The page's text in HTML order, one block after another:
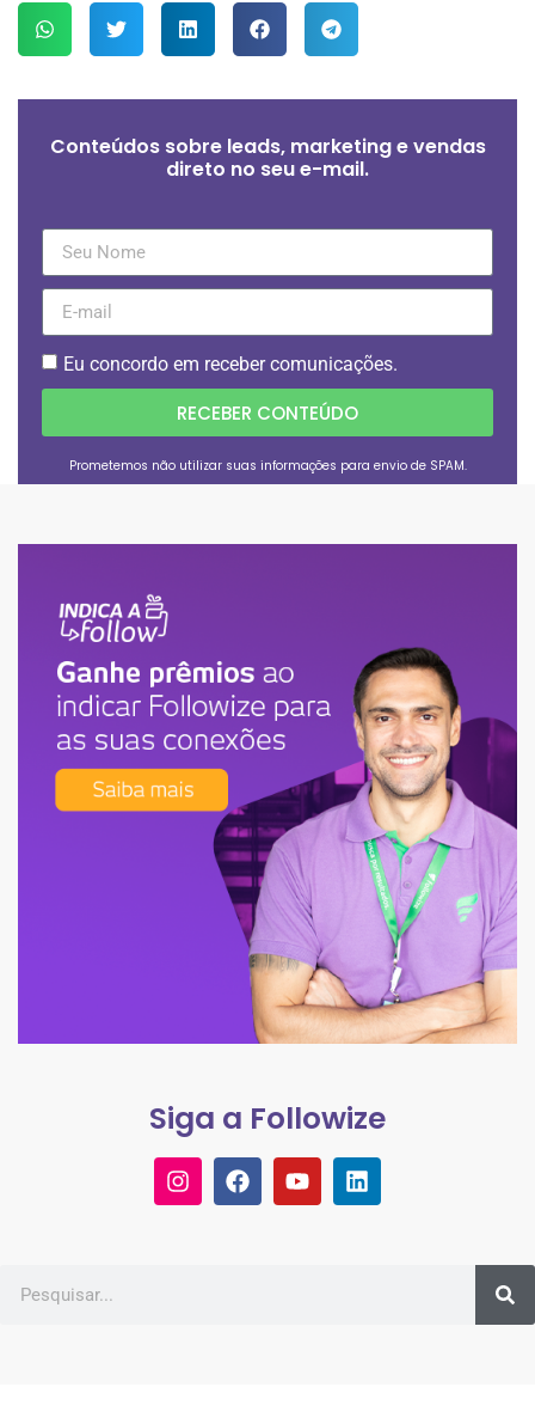
Conteúdos sobre leads, marketing e vendas
direto no seu e-mail.
Eu concordo em receber comunicações.
RECEBER CONTEÚDO
Prometemos não utilizar suas informações para envio de SPAM.
Siga a Followize